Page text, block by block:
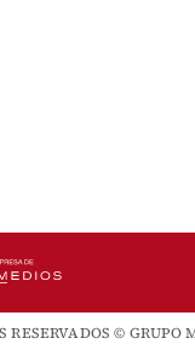
RESERVADOS © GRUPO